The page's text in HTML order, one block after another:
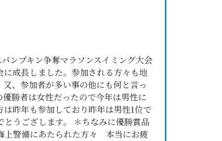
ンプキン争奪マラソンスイミング大会
成長しました。参加される方々も地
、参加者が多い事の他にも何と言っ
勝者は女性だったので今年は男性に
昨年も参加しており昨年は男性1位で
うござします。 ＊ちなみに優勝賞品
上警備にあたられた方々 本当にお疲